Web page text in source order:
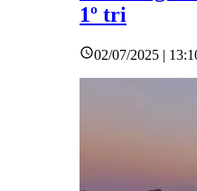
1º tri
02/07/2025 |